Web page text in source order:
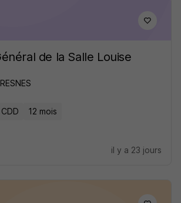
de la Salle Louise
CDD 12 mois
il y a 23 jours